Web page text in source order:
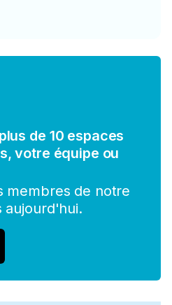
de 10 espaces
votre équipe ou
membres de notre
aujourd'hui.